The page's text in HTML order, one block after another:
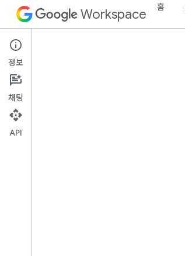
Workspace 홈
Apps Script
개요
정보
채팅
API